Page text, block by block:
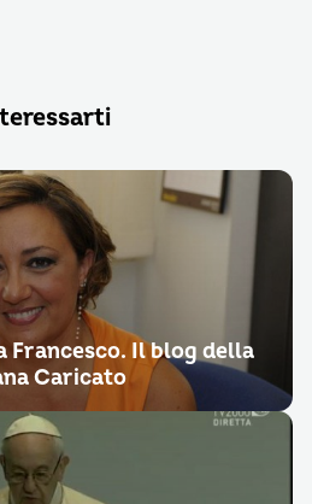
Francesco. Il blog della
Caricato